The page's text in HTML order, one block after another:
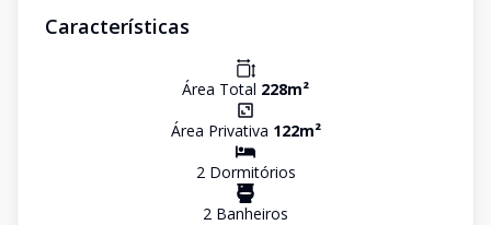
Características
Área Total 228m²
Área Privativa 122m²
2Dormitórios
2 Banheiros